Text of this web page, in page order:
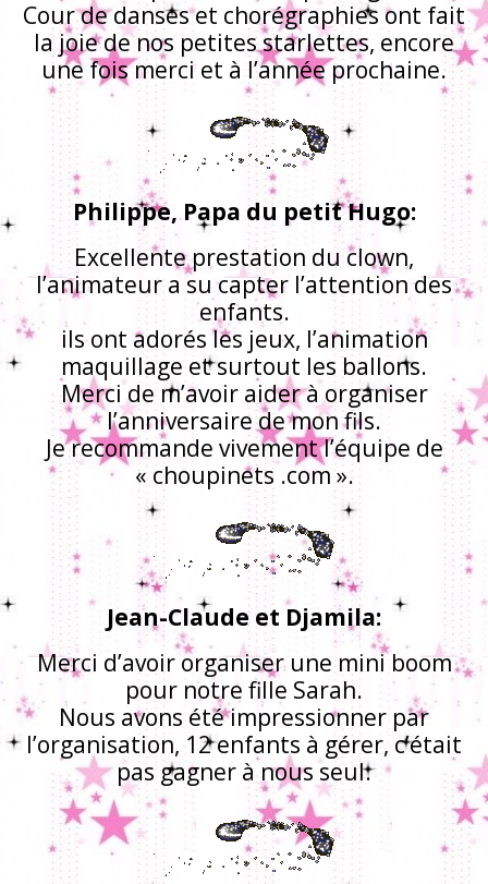
Cour de danses et chorégraphies ont fait
la joie de nos petites starlettes, encore
une fois merci et à l’année prochaine.
Philippe, Papa du petit Hugo:
Excellente prestation du clown,
l’animateur a su capter l’attention des
enfants.
ils ont adorés les jeux, l’animation
maquillage et surtout les ballons.
Merci de m’avoir aider à organiser
l’anniversaire de mon fils.
Je recommande vivement l’équipe de
« choupinets .com ».
Jean-Claude et Djamila:
Merci d’avoir organiser une mini boom
pour notre fille Sarah.
Nous avons été impressionner par
l’organisation, 12 enfants à gérer, c’était
pas gagner à nous seul.